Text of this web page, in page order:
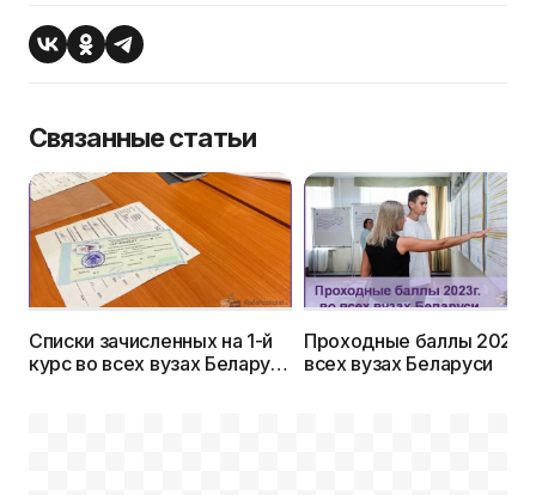
Связанные статьи
Списки зачисленных на 1-й
курс во всех вузах Беларуси
Проходные баллы
всех вузах Беларуси